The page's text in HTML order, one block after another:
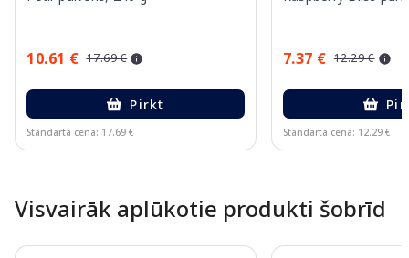
10.61 € 17.69 €
Pirkt
Standarta cena: 17.69 €
7.37 € 12.29 €
Standarta cena: 12.29 €
Visvairāk aplūkotie produkti šobrīd